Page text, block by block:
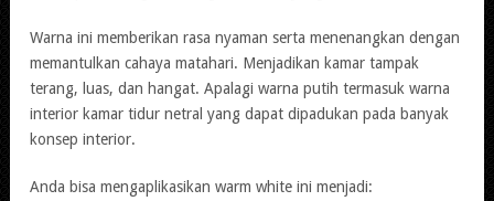
Warna ini memberikan rasa nyaman serta menenangkan dengan
memantulkan cahaya matahari. Menjadikan kamar tampak
terang, luas, dan hangat. Apalagi warna putih termasuk warna
interior kamar tidur netral yang dapat dipadukan pada banyak
konsep interior.
Anda bisa mengaplikasikan warm white ini menjadi: